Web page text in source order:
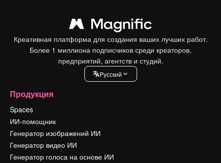
Креативная платформа для создания ваших лучших работ.
Более 1 миллиона подписчиков среди креаторов,
предприятий, агентств и студий.
Pусский
Продукция
Spaces
ИИ-помощник
Генератор изображений ИИ
Генератор видео ИИ
Генератор голоса на основе ИИ